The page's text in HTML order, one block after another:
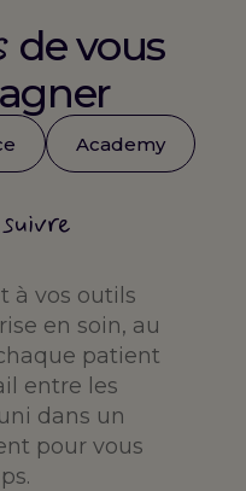
de vous
Academy
à vos outils
en soin, au
patient
entre les
dans un
pour vous